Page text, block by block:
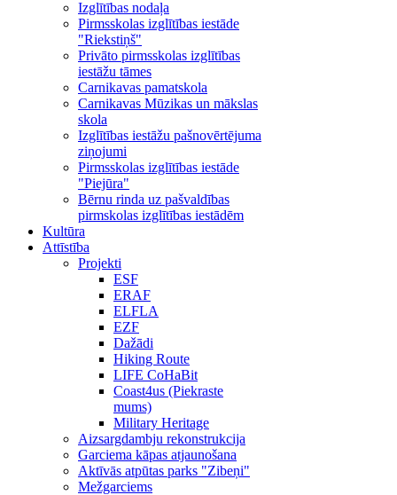
Izglītības nodaļa
Pirmsskolas izglītības iestāde
"Riekstiņš"
Privāto pirmsskolas izglītības
iestāžu tāmes
Carnikavas pamatskola
Carnikavas Mūzikas un mākslas
skola
Izglītības iestāžu pašnovērtējuma
ziņojumi
Pirmsskolas izglītības iestāde
"Piejūra"
Bērnu rinda uz pašvaldības
pirmskolas izglītības iestādēm
Kultūra
Attīstība
Projekti
ESF
ERAF
ELFLA
EZF
Dažādi
Hiking Route
LIFE CoHaBit
Coast4us (Piekraste
mums)
Military Heritage
Aizsargdambju rekonstrukcija
Garciema kāpas atjaunošana
Aktīvās atpūtas parks "Zibeņi"
Mežgarciems